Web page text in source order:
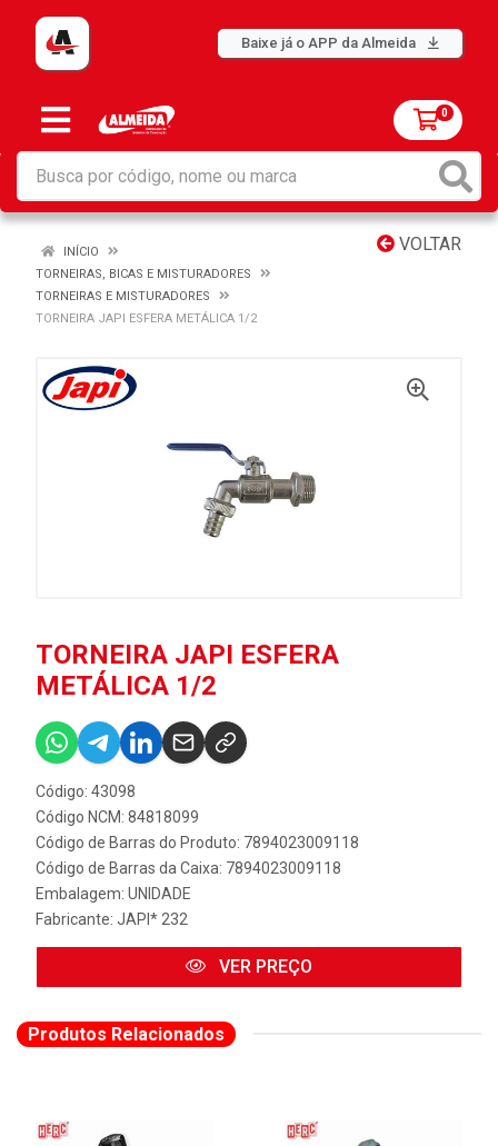
Baixe já o APP da Almeida
0
VOLTAR
INÍCIO
TORNEIRAS, BICAS E MISTURADORES
TORNEIRAS E MISTURADORES
TORNEIRA JAPI ESFERA METÁLICA 1/2
TORNEIRA JAPI ESFERA
METÁLICA 1/2
Código: 43098
Código NCM: 84818099
Código de Barras do Produto: 7894023009118
Código de Barras da Caixa: 7894023009118
Embalagem: UNIDADE
Fabricante: JAPI* 232
VER PREÇO
Produtos Relacionados